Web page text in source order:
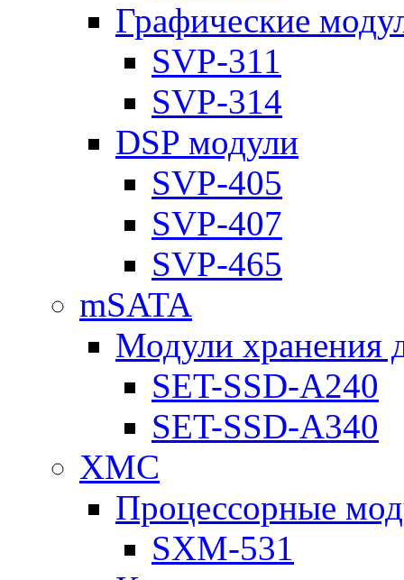
Графические
SVP-311
SVP-314
DSP модули
SVP-405
SVP-407
SVP-465
mSATA
Модули хранения
SET-SSD-A240
SET-SSD-A340
XMC
Процессорные
SXM-531